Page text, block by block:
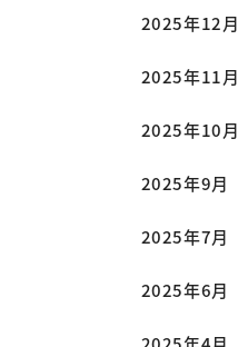
2025年12月
2025年11月
2025年10月
2025年9月
2025年7月
2025年6月